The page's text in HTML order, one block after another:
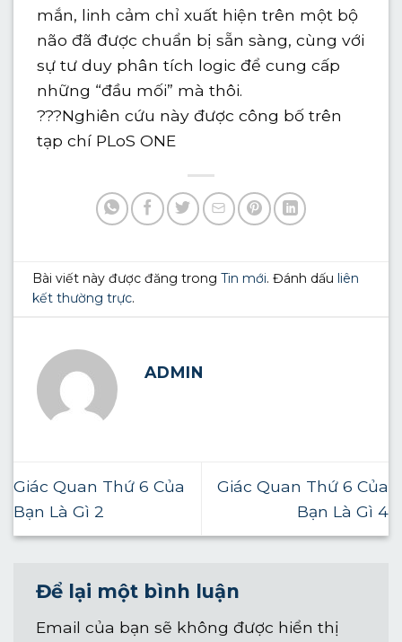
mắn, linh cảm chỉ xuất hiện trên một bộ
não đã được chuẩn bị sẵn sàng, cùng với
sự tư duy phân tích logic để cung cấp
những “đầu mối” mà thôi.
???Nghiên cứu này được công bố trên
tạp chí PLoS ONE
Bài viết này được đăng trongTin mới. Đánh dấu liên
kết thường trực.
ADMIN
Giác Quan Thứ 6 Của
Bạn Là Gì 2
Giác Quan Thứ 6 Của
Bạn Là Gì 4
Để lại một bình luận
Email của bạn sẽ không được hiển thị